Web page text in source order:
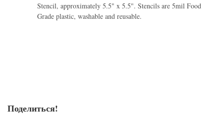
Stencil, approximately 5.5" x 5.5". Stencils are 5mil Food
Grade plastic, washable and reusable.
Поделиться!